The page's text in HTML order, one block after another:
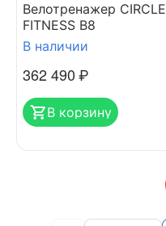
Велотренажер CIRCLE
FITNESS B8
В наличии
362 490₽
В корзину